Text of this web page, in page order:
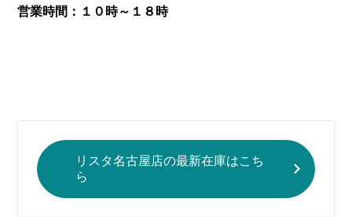
営業時間：１０時～１８時
リスタ名古屋店の最新在庫はこち
ら